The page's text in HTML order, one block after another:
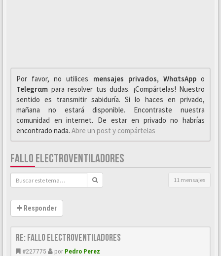
Por favor, no utilices mensajes privados, WhαtsAppo
Telegrαm para resolver tus dudas. ¡Compártelas! Nuestro
sentido es transmitir sabiduría. Si lo haces en privado,
mañana no estará disponible. Encontraste nuestra
comunidad en internet. De estar en privado no habrías
encontrado nada. Abre un post y compártelas
FALLO ELECTROVENTILADORES
11 mensajes
Responder
Re: Fallo Electroventiladores
#227775 por Pedro Perez